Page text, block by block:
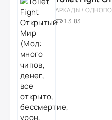
1.3.83